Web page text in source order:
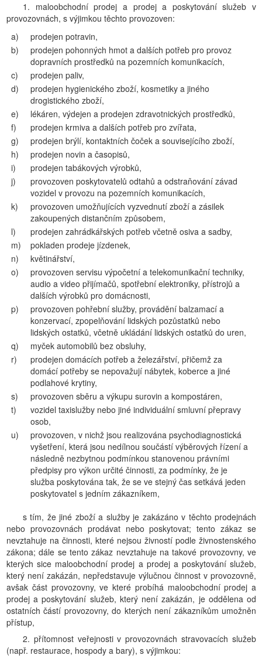
1. maloobchodní prodej a prodej a poskytování služeb v
provozovnách, s výjimkou těchto provozoven:
a)
prodejen potravin,
b)
prodejen pohonných hmot a dalších potřeb pro provoz
dopravních prostředků na pozemních komunikacích,
c)
prodejen paliv,
d)
prodejen hygienického zboží, kosmetiky a jiného
drogistického zboží,
e)
lékáren, výdejen a prodejen zdravotnických prostředků,
f)
prodejen krmiva a dalších potřeb pro zvířata,
g)
prodejen brýlí, kontaktních čoček a souvisejícího zboží,
h)
prodejen novin a časopisů,
i)
prodejen tabákových výrobků,
j)
provozoven poskytovatelů odtahů a odstraňování závad
vozidel v provozu na pozemních komunikacích,
k)
provozoven umožňujících vyzvednutí zboží a zásilek
zakoupených distančním způsobem,
l)
prodejen zahrádkářských potřeb včetně osiva a sadby,
m)
pokladen prodeje jízdenek,
n)
květinářství,
o)
provozoven servisu výpočetní a telekomunikační techniky,
audio a video přijímačů, spotřební elektroniky, přístrojů a
dalších výrobků pro domácnosti,
p)
provozoven pohřební služby, provádění balzamací a
konzervací, zpopelňování lidských pozůstatků nebo
lidských ostatků, včetně ukládání lidských ostatků do uren,
q)
myček automobilů bez obsluhy,
r)
prodejen domácích potřeb a železářství, přičemž za
domácí potřeby se nepovažují nábytek, koberce a jiné
podlahové krytiny,
s)
provozoven sběru a výkupu surovin a kompostáren,
t)
vozidel taxislužby nebo jiné individuální smluvní přepravy
osob,
u)
provozoven, v nichž jsou realizována psychodiagnostická
vyšetření, která jsou nedílnou součástí výběrových řízení a
následně nezbytnou podmínkou stanovenou právními
předpisy pro výkon určité činnosti, za podmínky, že je
služba poskytována tak, že se ve stejný čas setkává jeden
poskytovatel s jedním zákazníkem,
s tím, že jiné zboží a služby je zakázáno v těchto prodejnách
nebo provozovnách prodávat nebo poskytovat; tento zákaz se
nevztahuje na činnosti, které nejsou živností podle živnostenského
zákona; dále se tento zákaz nevztahuje na takové provozovny, ve
kterých sice maloobchodní prodej a prodej a poskytování služeb,
který není zakázán, nepředstavuje výlučnou činnost v provozovně,
avšak část provozovny, ve které probíhá maloobchodní prodej a
prodej a poskytování služeb, který není zakázán, je oddělena od
ostatních částí provozovny, do kterých není zákazníkům umožněn
přístup,
2. přítomnost veřejnosti v provozovnách stravovacích služeb
(např. restaurace, hospody a bary), s výjimkou: